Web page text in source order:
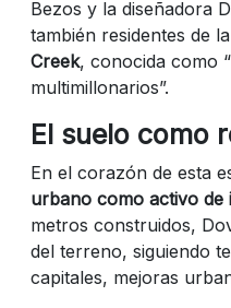
Bezos y la diseñadora
también residentes de
Creek, conocida como
multimillonarios”.
El suelo como
En el corazón de esta
urbano como activo de
metros construidos,
del terreno, siguiendo
capitales, mejoras